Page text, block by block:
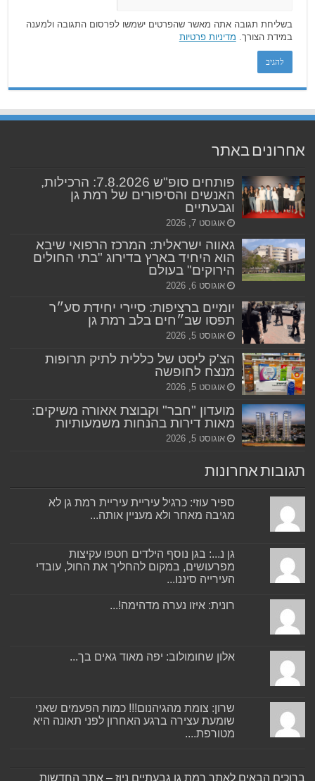
בשליחת תגובה אתה מאשר שהפרטים ישמשו לפרסום התגובה ולמענה
במידת הצורך. מדיניות פרטיות
אחרונים באתר
פותחים סופ"ש 7.8.2026: הרכילות,
האנשים והסיפורים של רמת גן
וגבעתיים
אוגוסט 7, 2026
גאווה ישראלית: המרכז הרפואי שיבא
הוא היחיד בארץ בדירוג "בתי החולים
הירוקים" בעולם
אוגוסט 6, 2026
יומיים ברציפות: סיירי יחידת סע״ר
תפסו שב״חים בלב רמת גן
אוגוסט 5, 2026
הצ'ק ליסט של כללית לתיק תרופות
מנצח לחופשה
אוגוסט 5, 2026
מועדון "חבר" וקבוצת אאורה משיקים:
מאות דירות בהנחות משמעותיות
אוגוסט 5, 2026
תגובות אחרונות
ספיר עוזי: כרגיל עיריית עיריית רמת גן לא
מגיבה מאחר ולא מעניין אותה...
גן נ...: בגן נוסף הילדים חטפו עקיצות
מפרעושים, במקום להחליך את החול, עובדי
העירייה סיננו...
רונית: איזו נערה מדהימה!...
אלון שחומולוב: יפה מאוד גאים בך...
שרון: צומת מהגיהנום!!! כמות הפעמים שאני
שומעת עצירה ברגע האחרון לפני תאונה היא
מטורפת....
ברוכים הבאים לאתר רמת גן גבעתיים ניוז – אתר החדשות